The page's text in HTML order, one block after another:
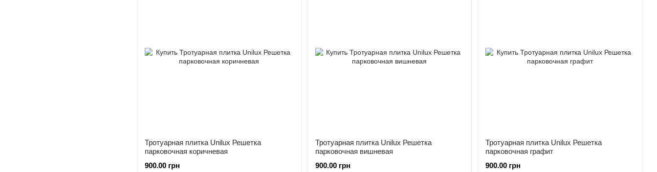
Тротуарная плитка Unilux Решетка
парковочная коричневая
900.00 грн
Тротуарная плитка Unilux Решетка
парковочная вишневая
900.00 грн
Тротуарная плитка Unilux Решетка
парковочная графит
900.00 грн